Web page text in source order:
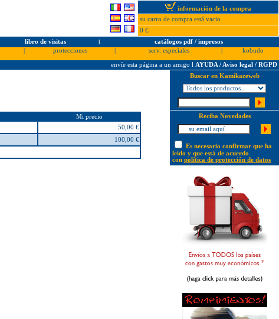
información de la compra
su carro de compra está vacio
0 €
libro de visitas l
catálogos pdf / impresos
protecciones serv. especiales
kobudo
envíe esta página a un amigo l AYUDA / Aviso legal / RGPD
Mi precio
50,00 €
100,00 €
Buscar en Kamikazeweb
Reciba Novedades
Es necesario confirmar que ha
leído y que está de acuerdo
con política de protección de datos